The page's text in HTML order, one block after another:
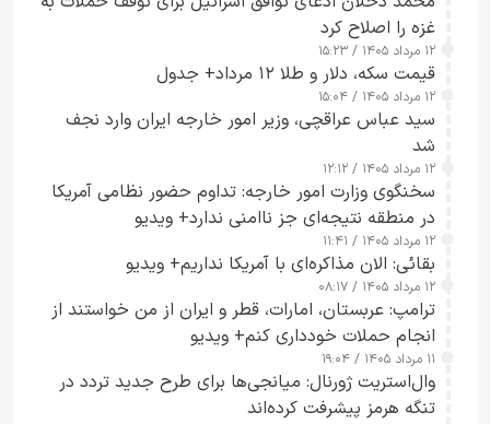
غزه را اصلاح کرد
۱۲ مرداد ۱۴۰۵ / ۱۵:۲۳
قیمت سکه، دلار و طلا ۱۲ مرداد+ جدول
۱۲ مرداد ۱۴۰۵ / ۱۵:۰۴
سید عباس عراقچی، وزیر امور خارجه ایران وارد نجف
شد
۱۲ مرداد ۱۴۰۵ / ۱۲:۱۲
سخنگوی وزارت امور خارجه: تداوم حضور نظامی آمریکا
در منطقه نتیجه‌ای جز ناامنی ندارد+ ویدیو
۱۲ مرداد ۱۴۰۵ / ۱۱:۴۱
بقائی: الان مذاکره‌ای با آمریکا نداریم+ ویدیو
۱۲ مرداد ۱۴۰۵ / ۰۸:۱۷
ترامپ: عربستان، امارات، قطر و ایران از من خواستند از
انجام حملات خودداری کنم+ ویدیو
۱۱ مرداد ۱۴۰۵ / ۱۹:۰۴
وال‌استریت ژورنال: میانجی‌ها برای طرح جدید تردد در
تنگه هرمز پیشرفت کرده‌اند